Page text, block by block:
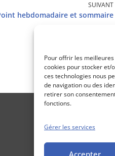
Pour offrir les
cookies pour stocker et/
ces technologies nous
de navigation ou des
retirer son
fonctions.
Gérer les services
Accepter
SUIVANT
hebdomadaire et sommaire
Propos